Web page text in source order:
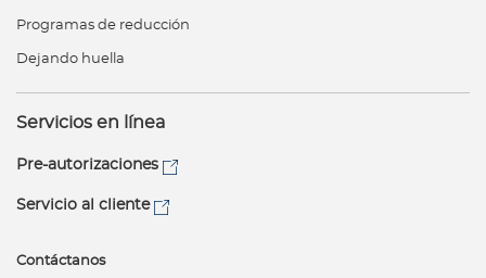
Programas de reducción
Dejando huella
Servicios en línea
Pre-autorizaciones
Servicio al cliente
Contáctanos